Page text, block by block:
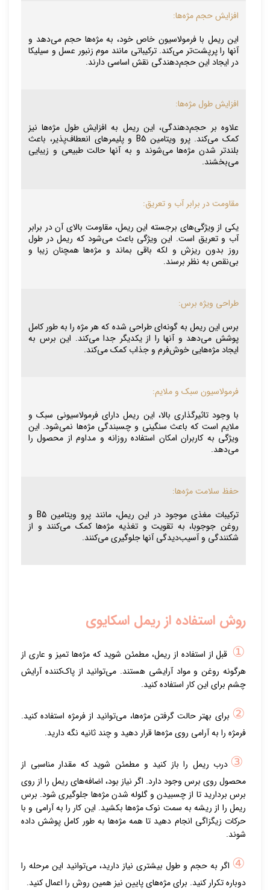
افزایش حجم مژه‌ها:
این ریمل با فرمولاسیون خاص خود، به مژه‌ها حجم می‌دهد و
آنها را پرپشت‌تر می‌کند. ترکیباتی مانند موم زنبور عسل و سیلیکا
در ایجاد این حجم‌دهندگی نقش اساسی دارند.
افزایش طول مژه‌ها:
علاوه بر حجم‌دهندگی، این ریمل به افزایش طول مژه‌ها نیز
کمک می‌کند. پرو ویتامین B5 و پلیمرهای انعطاف‌پذیر، باعث
بلندتر شدن مژه‌ها می‌شوند و به آنها حالت طبیعی و زیبایی
می‌بخشند.
مقاومت در برابر آب و تعریق:
یکی از ویژگی‌های برجسته این ریمل، مقاومت بالای آن در برابر
آب و تعریق است. این ویژگی باعث می‌شود که ریمل در طول
روز بدون ریزش و لکه باقی بماند و مژه‌ها همچنان زیبا و
بی‌نقص به نظر برسند.
طراحی ویژه برس:
برس این ریمل به گونه‌ای طراحی شده که هر مژه را به طور کامل
پوشش می‌دهد و آنها را از یکدیگر جدا می‌کند. این برس به
ایجاد مژه‌هایی خوش‌فرم و جذاب کمک می‌کند.
فرمولاسیون سبک و ملایم:
با وجود تاثیرگذاری بالا، این ریمل دارای فرمولاسیونی سبک و
ملایم است که باعث سنگینی و چسبندگی مژه‌ها نمی‌شود. این
ویژگی به کاربران امکان استفاده روزانه و مداوم از محصول را
می‌دهد.
حفظ سلامت مژه‌ها:
ترکیبات مغذی موجود در این ریمل، مانند پرو ویتامین B5 و
روغن جوجوبا، به تقویت و تغذیه مژه‌ها کمک می‌کنند و از
شکنندگی و آسیب‌دیدگی آنها جلوگیری می‌کنند.
روش استفاده از ریمل اسکایوی
① قبل از استفاده از ریمل، مطمئن شوید که مژه‌ها تمیز و عاری از
هرگونه روغن و مواد آرایشی هستند. می‌توانید از پاک‌کننده آرایش
چشم برای این کار استفاده کنید.
② برای بهتر حالت گرفتن مژه‌ها، می‌توانید از فرمژه استفاده کنید.
فرمژه را به آرامی روی مژه‌ها قرار دهید و چند ثانیه نگه دارید.
③ درب ریمل را باز کنید و مطمئن شوید که مقدار مناسبی از
محصول روی برس وجود دارد. اگر نیاز بود، اضافه‌های ریمل را از روی
برس بردارید تا از چسبیدن و گلوله شدن مژه‌ها جلوگیری شود. برس
ریمل را از ریشه به سمت نوک مژه‌ها بکشید. این کار را به آرامی و با
حرکات زیگزاگی انجام دهید تا همه مژه‌ها به طور کامل پوشش داده
شوند.
④ اگر به حجم و طول بیشتری نیاز دارید، می‌توانید این مرحله را
دوباره تکرار کنید. برای مژه‌های پایین نیز همین روش را اعمال کنید.